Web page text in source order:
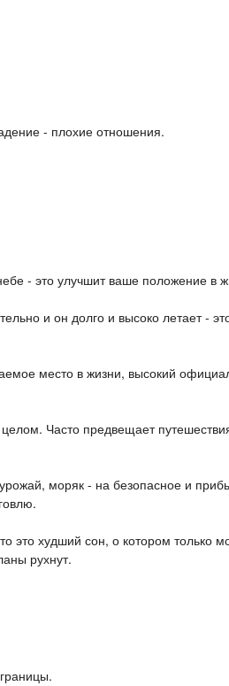
- плохие отношения.
- это улучшит ваше положение в
и он долго и высоко летает -
место в жизни, высокий
Часто предвещает
моряк - на безопасное и
это худший сон, о котором только
рухнут.